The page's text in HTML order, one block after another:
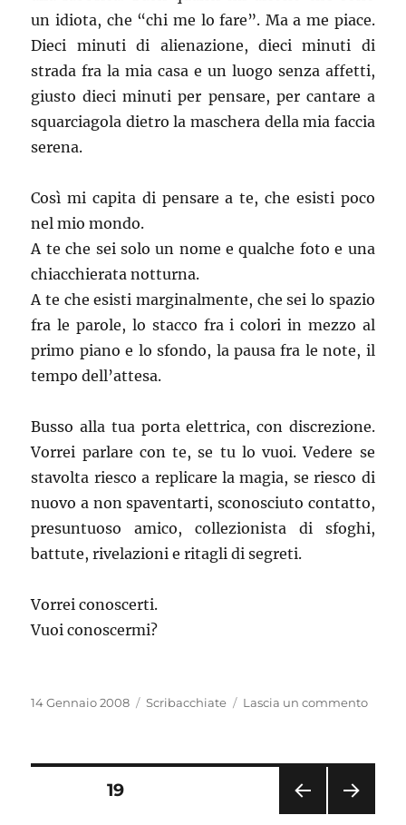
un idiota, che “chi me lo fare”. Ma a me piace.
Dieci minuti di alienazione, dieci minuti di
strada fra la mia casa e un luogo senza affetti,
giusto dieci minuti per pensare, per cantare a
squarciagola dietro la maschera della mia faccia
serena.
Così mi capita di pensare a te, che esisti poco
nel mio mondo.
A te che sei solo un nome e qualche foto e una
chiacchierata notturna.
A te che esisti marginalmente, che sei lo spazio
fra le parole, lo stacco fra i colori in mezzo al
primo piano e lo sfondo, la pausa fra le note, il
tempo dell’attesa.
Busso alla tua porta elettrica, con discrezione.
Vorrei parlare con te, se tu lo vuoi. Vedere se
stavolta riesco a replicare la magia, se riesco di
nuovo a non spaventarti, sconosciuto contatto,
presuntuoso amico, collezionista di sfoghi,
battute, rivelazioni e ritagli di segreti.
Vorrei conoscerti.
Vuoi conoscermi?
Pubblicato
14 Gennaio 2008 Categorie
Scribacchiate Lascia un commentosu
Paginazione
PAGINA19